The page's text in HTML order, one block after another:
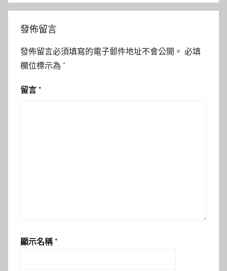
發佈留言
發佈留言必須填寫的電子郵件地址不會公開。 必填
欄位標示為 *
留言 *
顯示名稱 *